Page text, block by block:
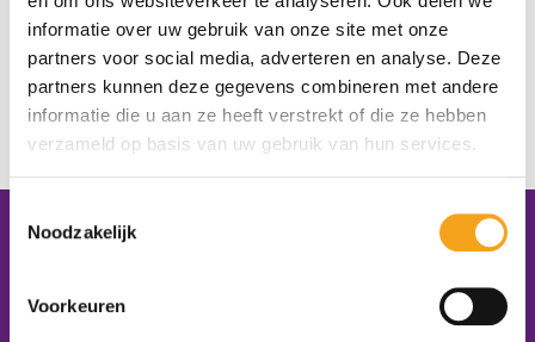
informatie over uw gebruik van onze site met onze
partners voor social media, adverteren en analyse. Deze
partners kunnen deze gegevens combineren met andere
informatie die u aan ze heeft verstrekt of die ze hebben
verzameld op basis van uw gebruik van hun services.
Noodzakelijk
Voorkeuren
Praktiq
Goes
https://www.praktiq.nl/
Caroline. Hereijgers
Contactgegevens
Platform VMBO Zorg & Welzijn